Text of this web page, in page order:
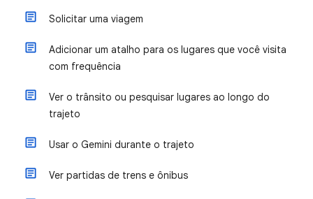
Solicitar uma viagem
Adicionar um atalho para os lugares que você visita
com frequência
Ver o trânsito ou pesquisar lugares ao longo do
trajeto
Usar o Gemini durante o trajeto
Ver partidas de trens e ônibus